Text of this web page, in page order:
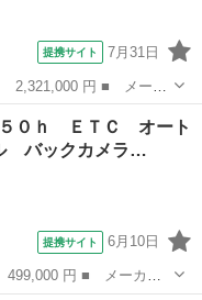
提携サイト 7月31日
ード名： ＩＳ３０
チナビ バックカメラ
５０ｈ ＥＴＣ オート
バックカメラ…
提携サイト 6月10日